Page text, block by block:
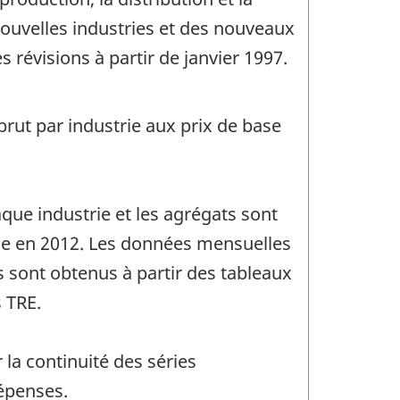
industries et des nouveaux
révisions à partir de janvier 1997.
par industrie aux prix de base
industrie et les agrégats sont
2012. Les données mensuelles
sont obtenus à partir des tableaux
continuité des séries